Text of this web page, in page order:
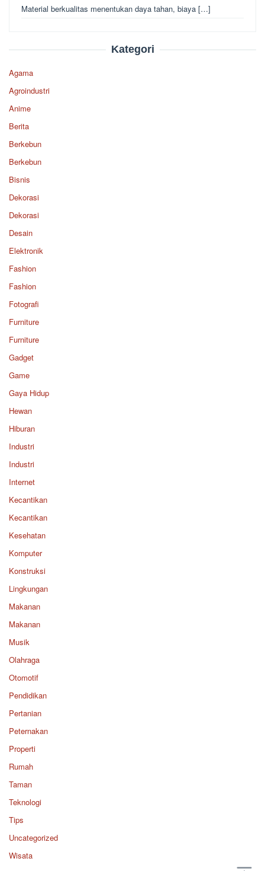
Material berkualitas menentukan daya tahan, biaya […]
Kategori
Agama
Agroindustri
Anime
Berita
Berkebun
Berkebun
Bisnis
Dekorasi
Dekorasi
Desain
Elektronik
Fashion
Fashion
Fotografi
Furniture
Furniture
Gadget
Game
Gaya Hidup
Hewan
Hiburan
Industri
Industri
Internet
Kecantikan
Kecantikan
Kesehatan
Komputer
Konstruksi
Lingkungan
Makanan
Makanan
Musik
Olahraga
Otomotif
Pendidikan
Pertanian
Peternakan
Properti
Rumah
Taman
Teknologi
Tips
Uncategorized
Wisata